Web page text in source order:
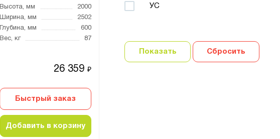
Высота, мм
2000
Ширина, мм
2502
Глубина, мм
600
Вес, кг
87
26 359 ₽
Быстрый заказ
Добавить в корзину
УС
Показать Сбросить